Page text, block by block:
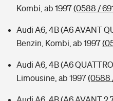
Kombi, ab 1997(0588 /
Audi A6, 4B (A6 AVANT
Benzin, Kombi, ab 1997
Audi A6, 4B (A6
Limousine, ab 1997(0588